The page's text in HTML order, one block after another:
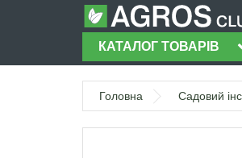
КАТАЛОГ ТОВАРІВ
Головна Садовий